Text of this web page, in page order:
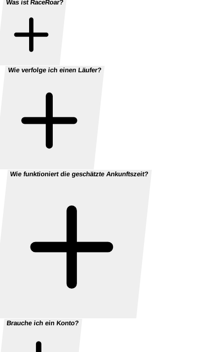
Was ist RaceRoar?
Wie verfolge ich einen Läufer?
Wie funktioniert die geschätzte Ankunftszeit?
Brauche ich ein Konto?